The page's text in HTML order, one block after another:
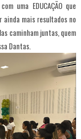
uma EDUCAÇÃO que
ainda mais resultados no
caminham juntas, quem
Dantas.